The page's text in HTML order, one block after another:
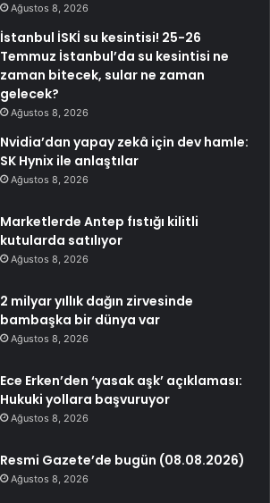
Ağustos 8, 2026
İstanbul İSKİ su kesintisi! 25-26
Temmuz İstanbul’da su kesintisi ne
zaman bitecek, sular ne zaman
gelecek?
Ağustos 8, 2026
Nvidia’dan yapay zekâ için dev hamle:
SK Hynix ile anlaştılar
Ağustos 8, 2026
Marketlerde Antep fıstığı kilitli
kutularda satılıyor
Ağustos 8, 2026
2 milyar yıllık dağın zirvesinde
bambaşka bir dünya var
Ağustos 8, 2026
Ece Erken’den ‘yasak aşk’ açıklaması:
Hukuki yollara başvuruyor
Ağustos 8, 2026
Resmi Gazete’de bugün (08.08.2026)
Ağustos 8, 2026